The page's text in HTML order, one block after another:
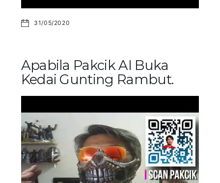
31/05/2020
Apabila Pakcik AI Buka
Kedai Gunting Rambut.